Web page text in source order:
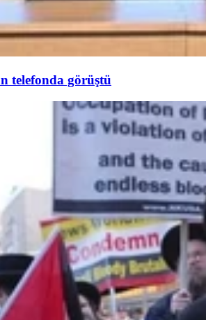
telefonda görüştü